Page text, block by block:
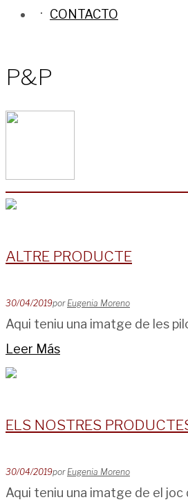
CONTACTO
P&P
ALTRE PRODUCTE
30/04/2019por Eugenia Moreno
Aqui teniu una imatge de les
Leer Más
ELS NOSTRES
30/04/2019por Eugenia Moreno
Aqui teniu una imatge de el joc